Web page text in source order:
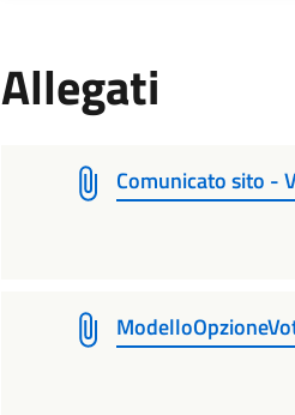
Allegati
Comunicato sito -